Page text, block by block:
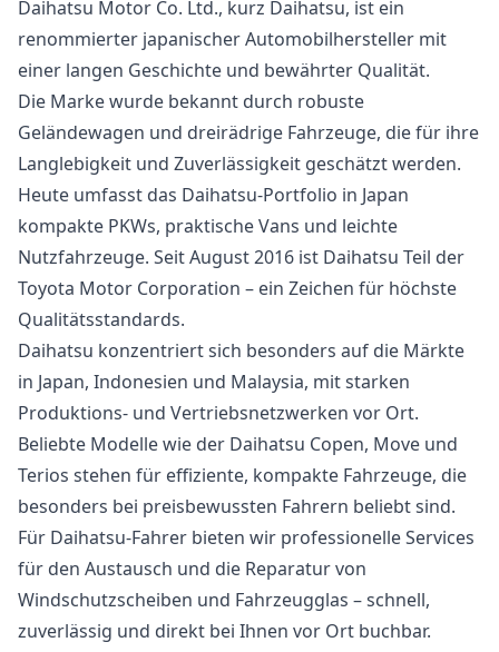
Daihatsu Motor Co. Ltd., kurz Daihatsu, ist ein
renommierter japanischer Automobilhersteller mit
einer langen Geschichte und bewährter Qualität.
Die Marke wurde bekannt durch robuste
Geländewagen und dreirädrige Fahrzeuge, die für ihre
Langlebigkeit und Zuverlässigkeit geschätzt werden.
Heute umfasst das Daihatsu-Portfolio in Japan
kompakte PKWs, praktische Vans und leichte
Nutzfahrzeuge. Seit August 2016 ist Daihatsu Teil der
Toyota Motor Corporation – ein Zeichen für höchste
Qualitätsstandards.
Daihatsu konzentriert sich besonders auf die Märkte
in Japan, Indonesien und Malaysia, mit starken
Produktions- und Vertriebsnetzwerken vor Ort.
Beliebte Modelle wie der Daihatsu Copen, Move und
Terios stehen für effiziente, kompakte Fahrzeuge, die
besonders bei preisbewussten Fahrern beliebt sind.
Für Daihatsu-Fahrer bieten wir professionelle Services
für den Austausch und die Reparatur von
Windschutzscheiben und Fahrzeugglas – schnell,
zuverlässig und direkt bei Ihnen vor Ort buchbar.